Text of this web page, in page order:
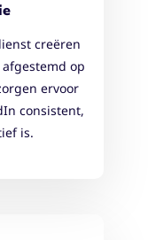
creëren
op
ervoor
consistent,
is.